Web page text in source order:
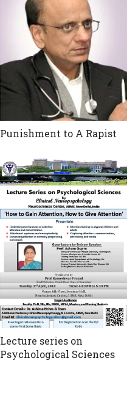
Punishment to A Rapist
Lecture series on
Psychological Sciences